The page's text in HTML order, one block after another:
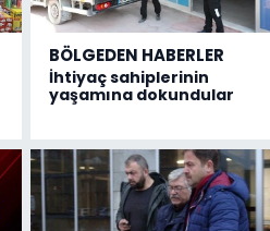
BÖLGEDEN HABERLER
İhtiyaç sahiplerinin
yaşamına dokundular